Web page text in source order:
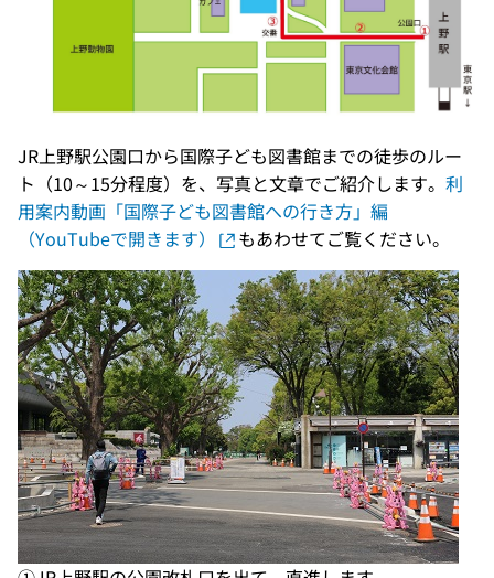
JR上野駅公園口から国際子ども図書館までの徒歩のルー
ト（10～15分程度）を、写真と文章でご紹介します。 利
用案内動画「国際子ども図書館への行き方」編
（YouTubeで開きます）
もあわせてご覧ください。